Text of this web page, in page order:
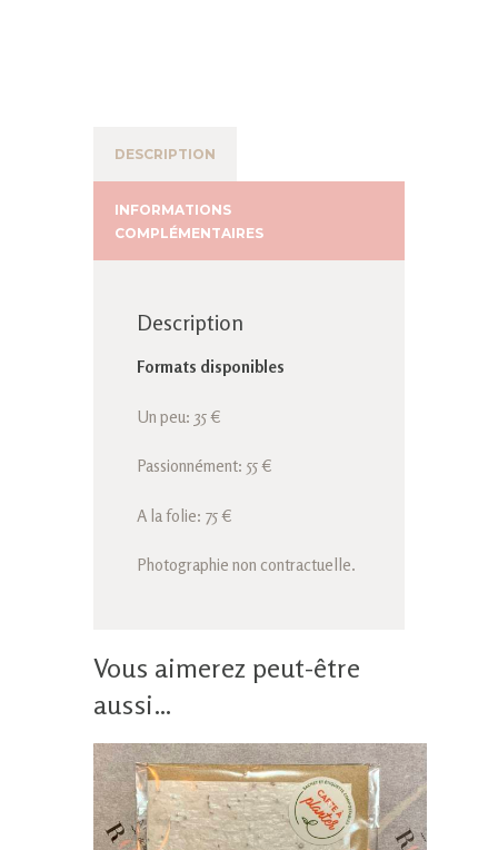
DESCRIPTION
INFORMATIONS
COMPLÉMENTAIRES
Description
Formats disponibles
Un peu: 35 €
Passionnément: 55 €
A la folie: 75 €
Photographie non contractuelle.
Vous aimerez peut-être
aussi…